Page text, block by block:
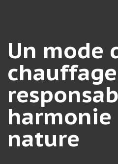
Un mode
harmonie
nature